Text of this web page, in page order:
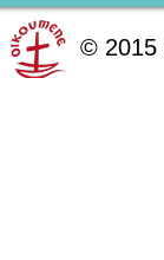
© 2015